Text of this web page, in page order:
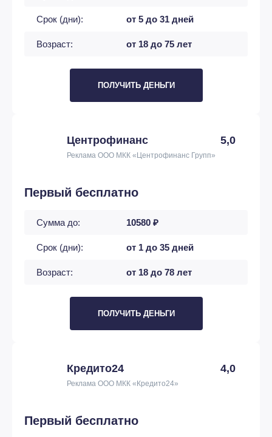
Срок (дни): от 5 до 31 дней
Возраст: от 18 до 75 лет
ПОЛУЧИТЬ ДЕНЬГИ
Центрофинанс 5,0
Реклама ООО МКК «Центрофинанс Групп»
Первый бесплатно
Сумма до: 10580 ₽
Срок (дни): от 1 до 35 дней
Возраст: от 18 до 78 лет
ПОЛУЧИТЬ ДЕНЬГИ
Кредито24 4,0
Реклама ООО МКК «Кредито24»
Первый бесплатно